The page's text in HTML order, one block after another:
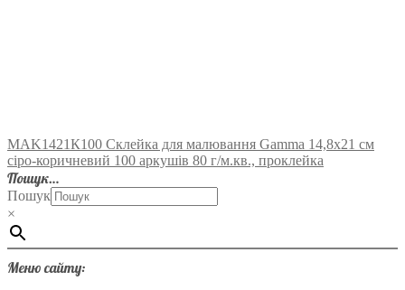
MAK1421К100 Склейка для малювання Gamma 14,8х21 см
сіро-коричневий 100 аркушів 80 г/м.кв., проклейка
Пошук…
Пошук
×
Меню сайту: